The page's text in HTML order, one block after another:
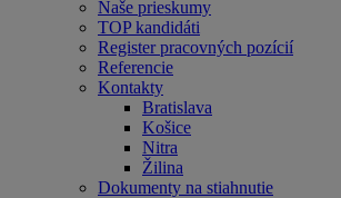
Naše prieskumy
TOP kandidáti
Register pracovných pozícií
Referencie
Kontakty
Bratislava
Košice
Nitra
Žilina
Dokumenty na stiahnutie